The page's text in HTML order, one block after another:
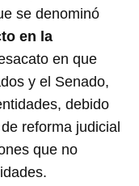
se denominó
en la
en que
y el Senado,
debido
reforma judicial
que no